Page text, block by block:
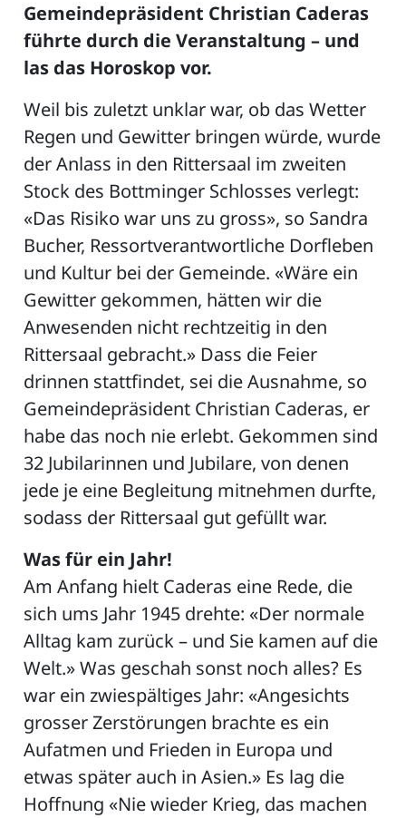
Gemeindepräsident Christian Caderas
führte durch die Veranstaltung – und
las das Horoskop vor.
Weil bis zuletzt unklar war, ob das Wetter
Regen und Gewitter bringen würde, wurde
der Anlass in den Rittersaal im zweiten
Stock des Bottminger Schlosses verlegt:
«Das Risiko war uns zu gross», so Sandra
Bucher, Ressortverantwortliche Dorfleben
und Kultur bei der Gemeinde. «Wäre ein
Gewitter gekommen, hätten wir die
Anwesenden nicht rechtzeitig in den
Rittersaal gebracht.» Dass die Feier
drinnen stattfindet, sei die Ausnahme, so
Gemeindepräsident Christian Caderas, er
habe das noch nie erlebt. Gekommen sind
32 Jubilarinnen und Jubilare, von denen
jede je eine Begleitung mitnehmen durfte,
sodass der Rittersaal gut gefüllt war.
Was für ein Jahr!
Am Anfang hielt Caderas eine Rede, die
sich ums Jahr 1945 drehte: «Der normale
Alltag kam zurück – und Sie kamen auf die
Welt.» Was geschah sonst noch alles? Es
war ein zwiespältiges Jahr: «Angesichts
grosser Zerstörungen brachte es ein
Aufatmen und Frieden in Europa und
etwas später auch in Asien.» Es lag die
Hoffnung «Nie wieder Krieg, das machen